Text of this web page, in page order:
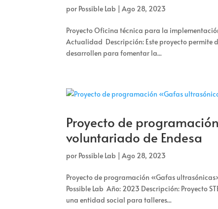
por Possible Lab |Ago 28, 2023
Proyecto Oficina técnica para la
Actualidad Descripción: Este proyecto permite
desarrollen para fomentar la...
Proyecto de
voluntariado de Endesa
por Possible Lab |Ago 28, 2023
Proyecto de programación «Gafas
Possible Lab Año: 2023 Descripción: Proyecto
una entidad social para talleres...